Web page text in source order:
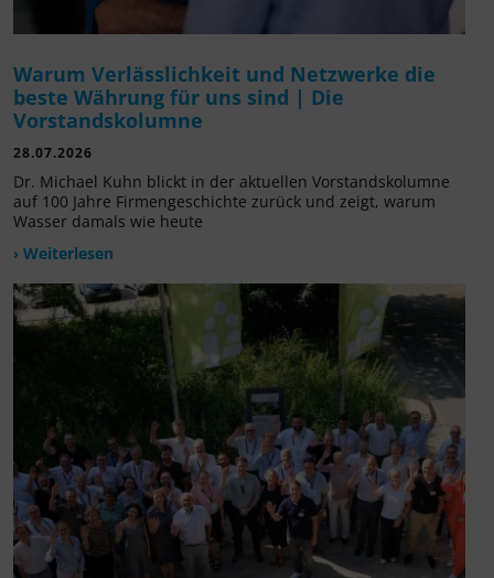
Warum Verlässlichkeit und Netzwerke die
beste Währung für uns sind | Die
Vorstandskolumne
28.07.2026
Dr. Michael Kuhn blickt in der aktuellen Vorstandskolumne
auf 100 Jahre Firmengeschichte zurück und zeigt, warum
Wasser damals wie heute
› Weiterlesen